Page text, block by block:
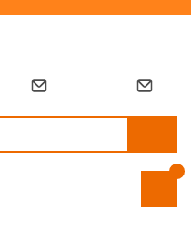
Farksız 2 Taksit!